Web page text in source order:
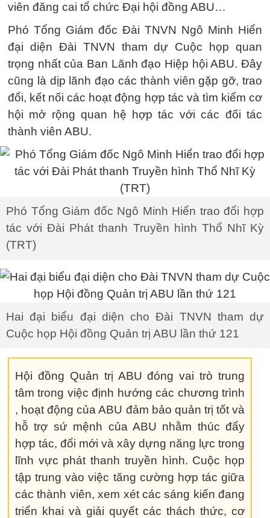
viên đăng cai tổ chức Đại hội đồng ABU…
Phó Tổng Giám đốc Đài TNVN Ngô Minh Hiển
đại diện Đài TNVN tham dự Cuộc họp quan
trọng nhất của Ban Lãnh đạo Hiệp hội ABU. Đây
cũng là dịp lãnh đạo các thành viên gặp gỡ, trao
đổi, kết nối các hoạt động hợp tác và tìm kiểm cơ
hội mở rộng quan hệ hợp tác với các đối tác
thành viên ABU.
Phó Tổng Giám đốc Ngô Minh Hiển trao đổi hợp
tác với Đài Phát thanh Truyền hình Thổ Nhĩ Kỳ
(TRT)
Hai đại biểu đại diện cho Đài TNVN tham dự
Cuộc họp Hội đồng Quản trị ABU lần thứ 121
Hội đồng Quản trị ABU đóng vai trò trung
tâm trong việc định hướng các chương trình
, hoạt động của ABU đảm bảo quản trị tốt và
hỗ trợ sứ mệnh của ABU nhằm thúc đẩy
hợp tác, đổi mới và xây dựng năng lực trong
lĩnh vực phát thanh truyền hình. Cuộc họp
tập trung vào việc tăng cường hợp tác giữa
các thành viên, xem xét các sáng kiến đang
triển khai và giải quyết các thách thức, cơ